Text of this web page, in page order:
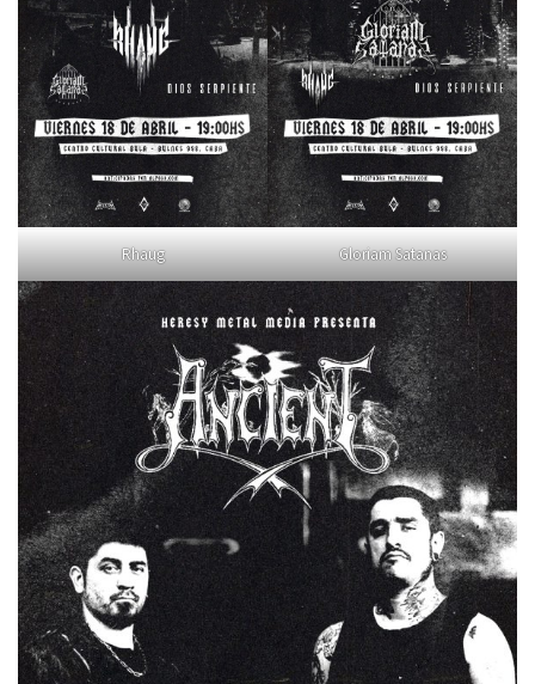
Rhaug Gloriam Satanas